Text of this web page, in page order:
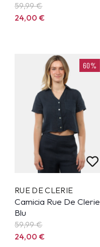
59,99€
24,00€
60%
RUE DE CLERIE
Camicia Rue De Clerie
Blu
59,99€
24,00€